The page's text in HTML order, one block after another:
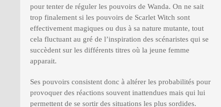
pour tenter de réguler les pouvoirs de Wanda. On ne sait
trop finalement si les pouvoirs de Scarlet Witch sont
effectivement magiques ou dus à sa nature mutante, tout
cela fluctuant au gré de l’inspiration des scénaristes qui se
succèdent sur les différents titres où la jeune femme
apparait.
Ses pouvoirs consistent donc à altérer les probabilités pour
provoquer des réactions souvent inattendues mais qui lui
permettent de se sortir des situations les plus sordides.